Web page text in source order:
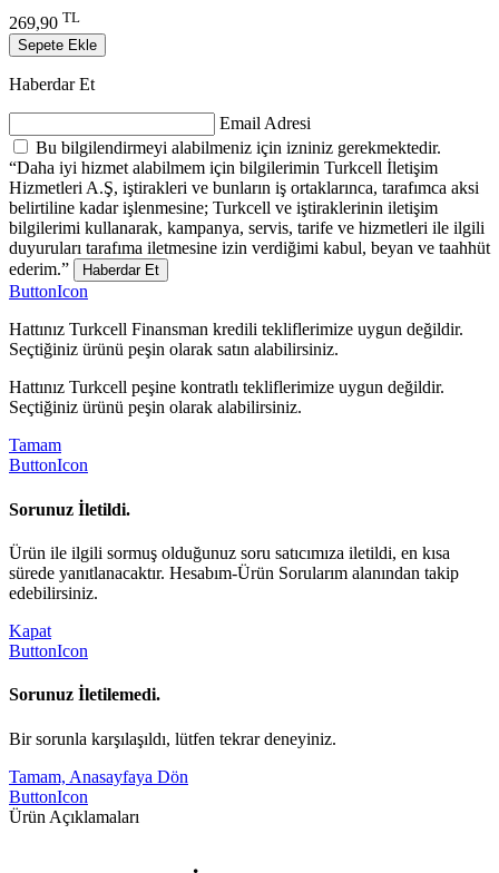
269,90 TL
Sepete Ekle
Haberdar Et
Email Adresi
Bu bilgilendirmeyi alabilmeniz için izniniz gerekmektedir.
“Daha iyi hizmet alabilmem için bilgilerimin Turkcell İletişim
Hizmetleri A.Ş, iştirakleri ve bunların iş ortaklarınca, tarafımca aksi
belirtiline kadar işlenmesine; Turkcell ve iştiraklerinin iletişim
bilgilerimi kullanarak, kampanya, servis, tarife ve hizmetleri ile ilgili
duyuruları tarafıma iletmesine izin verdiğimi kabul, beyan ve taahhüt
ederim.”
Haberdar Et
ButtonIcon
Hattınız Turkcell Finansman kredili tekliflerimize uygun değildir.
Seçtiğiniz ürünü peşin olarak satın alabilirsiniz.
Hattınız Turkcell peşine kontratlı tekliflerimize uygun değildir.
Seçtiğiniz ürünü peşin olarak alabilirsiniz.
Tamam
ButtonIcon
Sorunuz İletildi.
Ürün ile ilgili sormuş olduğunuz soru satıcımıza iletildi, en kısa
sürede yanıtlanacaktır. Hesabım-Ürün Sorularım alanından takip
edebilirsiniz.
Kapat
ButtonIcon
Sorunuz İletilemedi.
Bir sorunla karşılaşıldı, lütfen tekrar deneyiniz.
Tamam, Anasayfaya Dön
ButtonIcon
Ürün Açıklamaları